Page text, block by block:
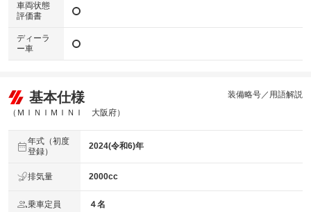
車両状態
評価書
ディーラ
ー車
基本仕様
（ＭＩＮＩＭＩＮＩ 大阪府）
装備略号／用語解説
年式（初度
登録）
2024(令和6)年
排気量 2000cc
乗車定員 ４名